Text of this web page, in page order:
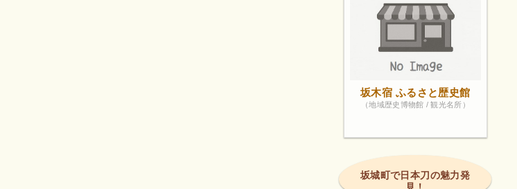
坂木宿 ふるさと歴史館
（地域歴史博物館 / 観光名所）
坂城町で日本刀の魅力発